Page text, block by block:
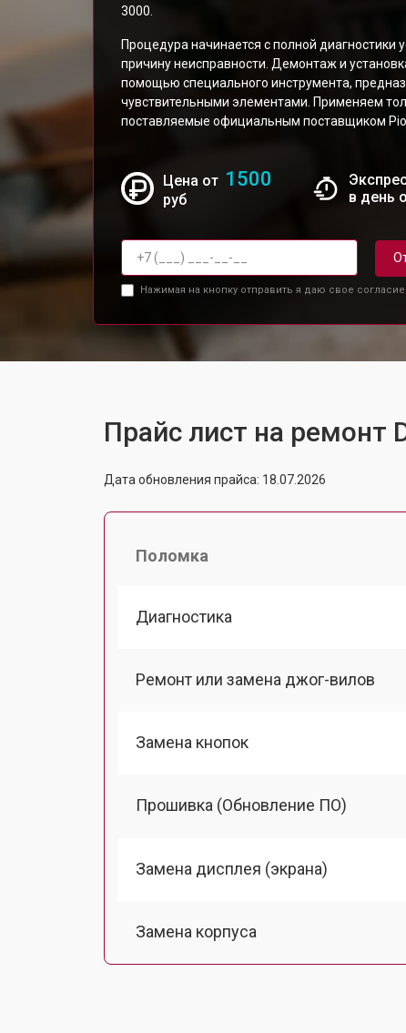
3000.
Процедура начинается с полной диагностики
причину неисправности. Демонтаж и
помощью специального инструмента,
чувствительными элементами. Применяем
поставляемые официальным поставщиком
Цена от 1500
руб
в день
Нажимая на кнопку отправить я даю свое
Прайс лист на ремонт
Дата обновления прайса: 18.07.2026
Поломка
Диагностика
Ремонт или замена джог-вилов
Замена кнопок
Прошивка (Обновление ПО)
Замена дисплея (экрана)
Замена корпуса